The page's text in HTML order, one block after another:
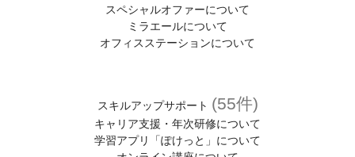
スペシャルオファーについて
ミラエールについて
オフィスステーションについて
スキルアップサポート (55件)
キャリア支援・年次研修について
学習アプリ「ぽけっと」について